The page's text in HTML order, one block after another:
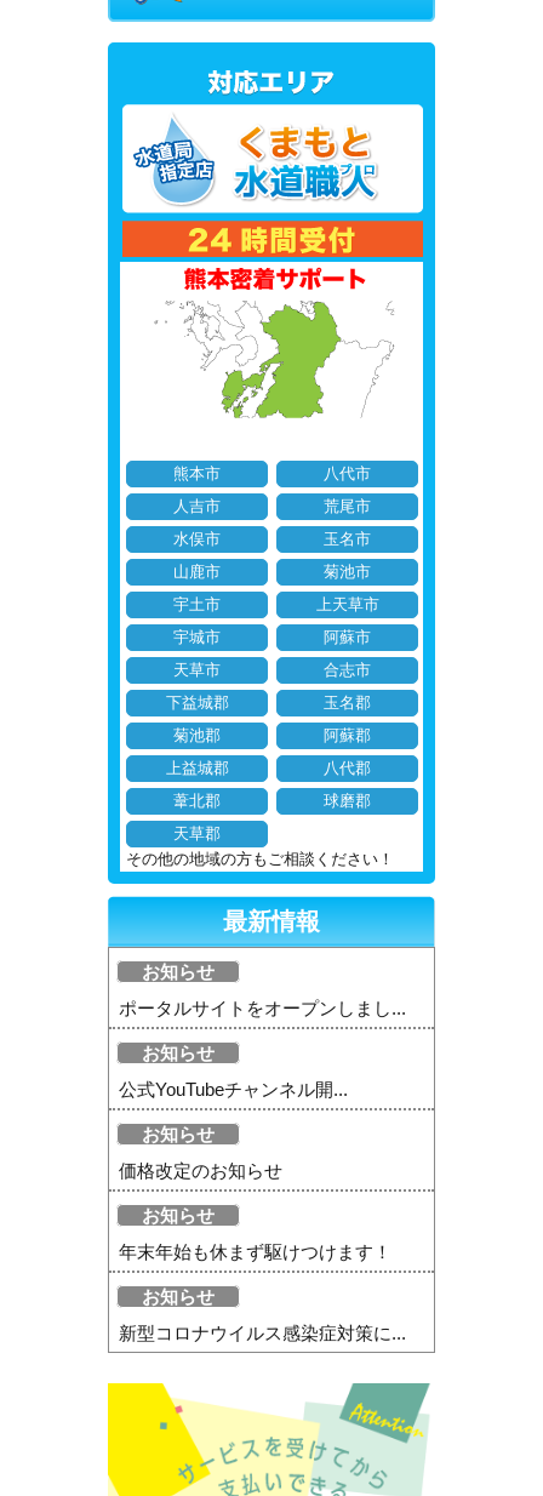
熊本市
八代市
人吉市
荒尾市
水俣市
玉名市
山鹿市
菊池市
宇土市
上天草市
宇城市
阿蘇市
天草市
合志市
下益城郡
玉名郡
菊池郡
阿蘇郡
上益城郡
八代郡
葦北郡
球磨郡
天草郡
その他の地域の方もご相談ください！
最新情報
お知らせ
ポータルサイトをオープンしまし...
お知らせ
公式YouTubeチャンネル開...
お知らせ
価格改定のお知らせ
お知らせ
年末年始も休まず駆けつけます！
お知らせ
新型コロナウイルス感染症対策に...